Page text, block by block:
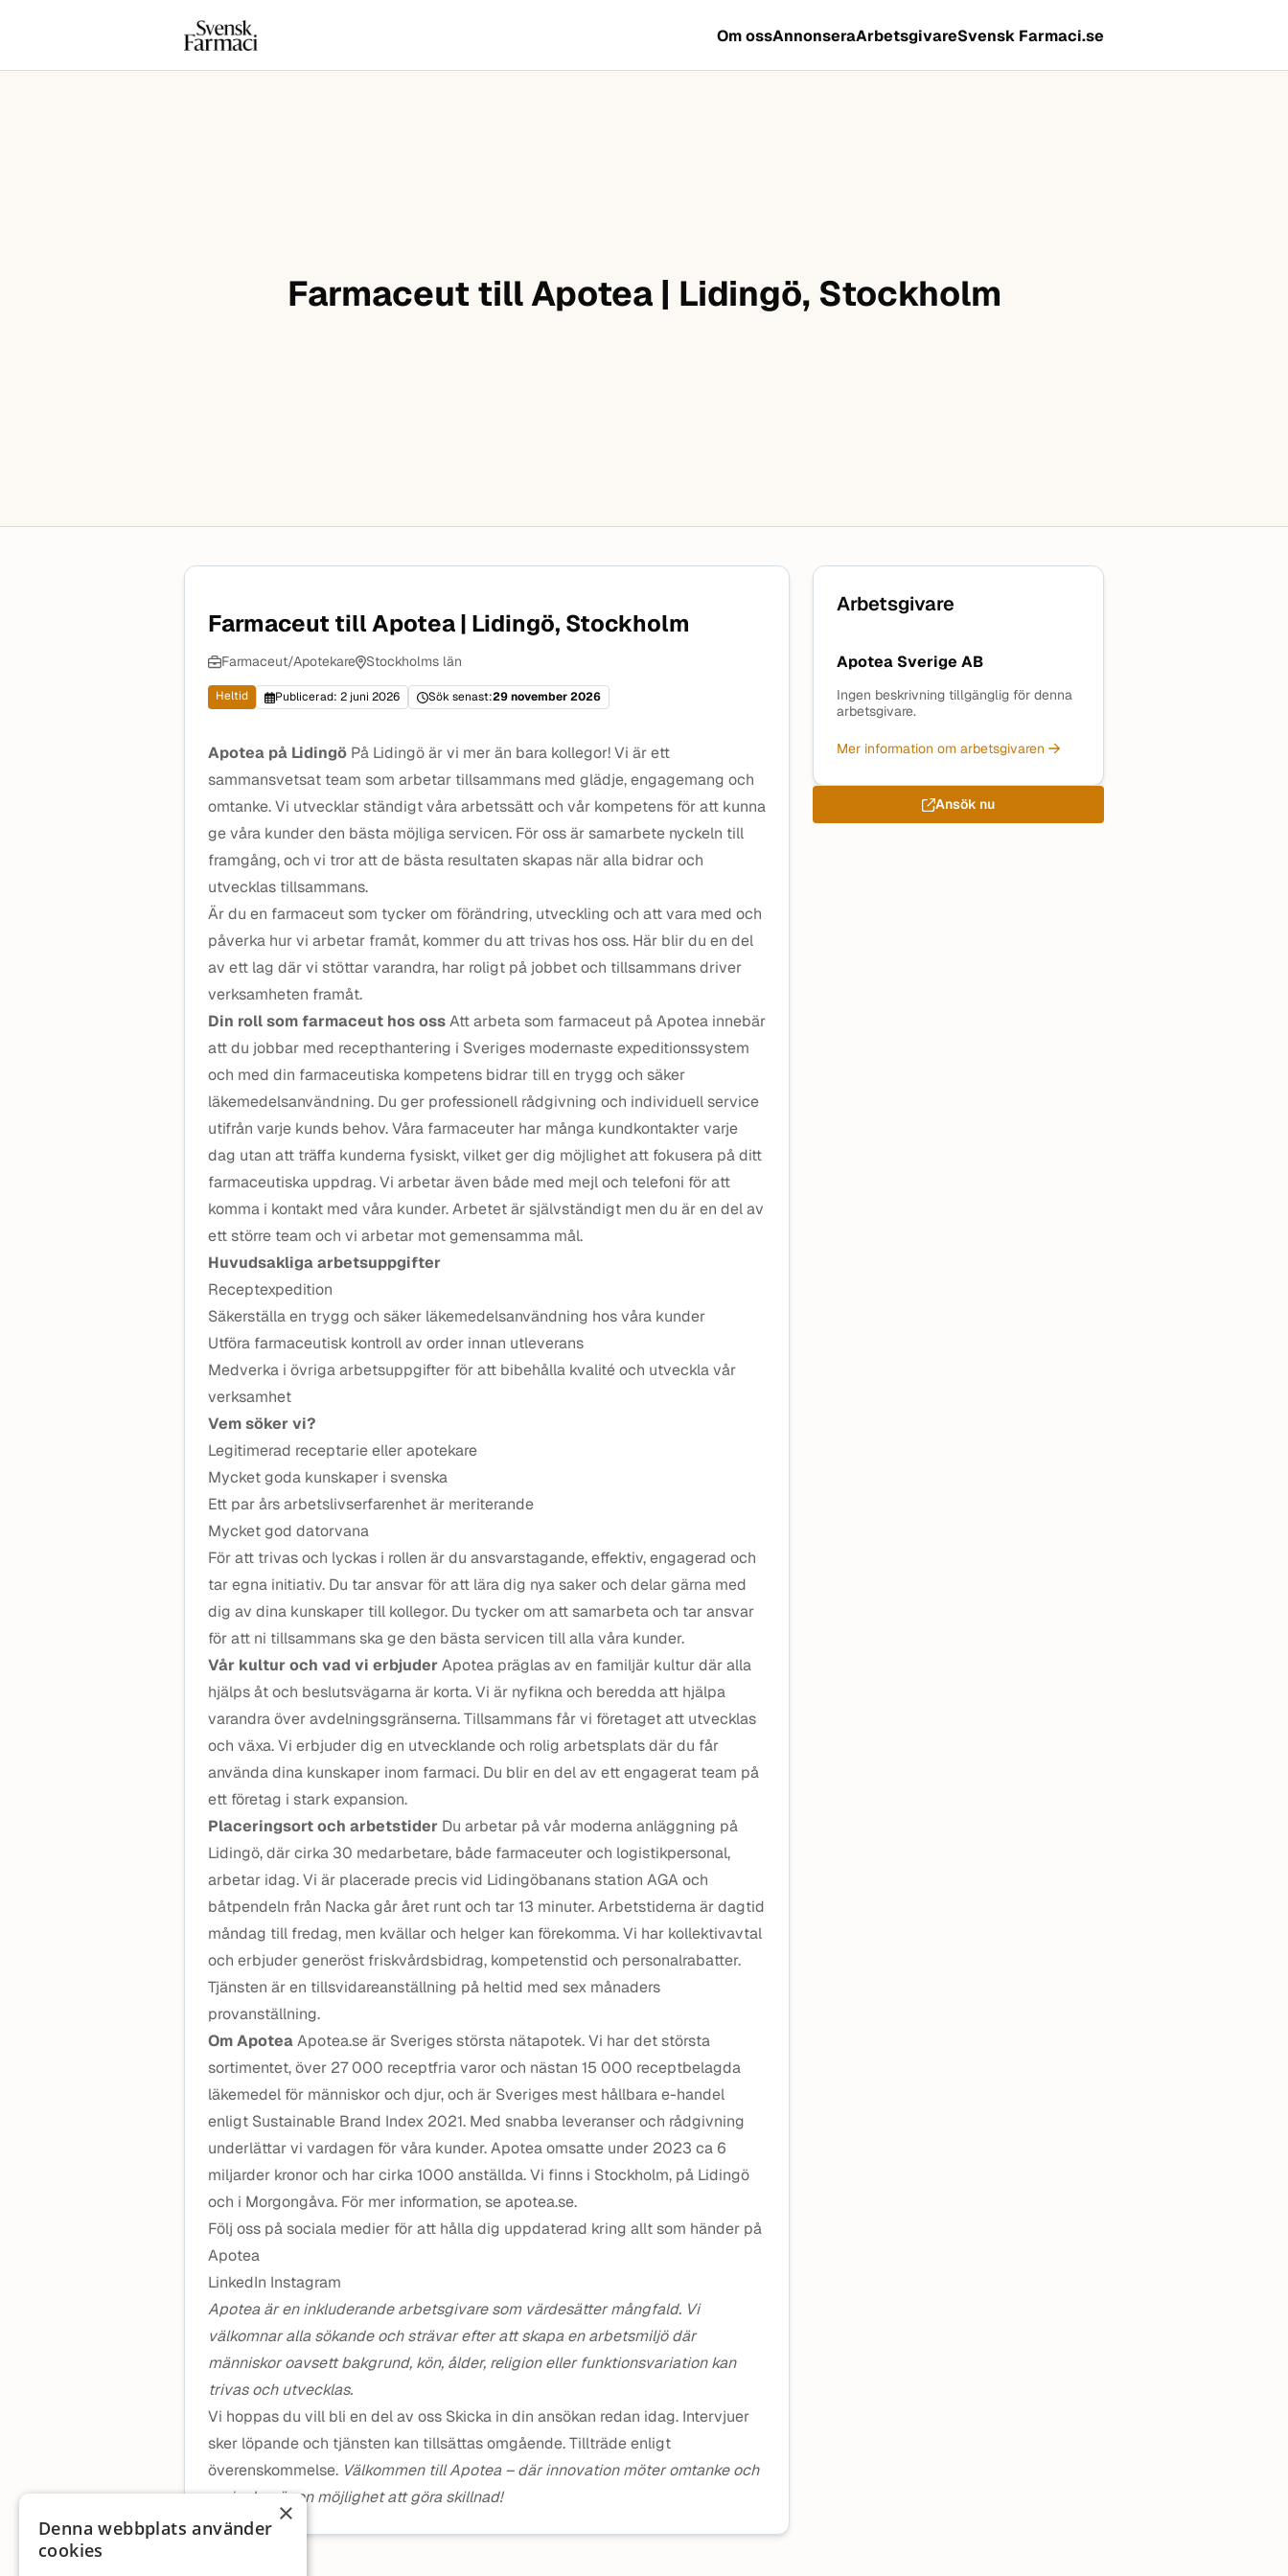
Hoppa till innehåll
Svensk farmaci Om ossAnnonseraArbetsgivareSvensk Farmaci.se
Farmaceut till Apotea | Lidingö, Stockholm
Farmaceut till Apotea | Lidingö, Stockholm
Farmaceut/Apotekare Stockholms län
Heltid Publicerad: 2 juni 2026 Sök senast:29 november 2026
Apotea på Lidingö På Lidingö är vi mer än bara kollegor! Vi är ett
sammansvetsat team som arbetar tillsammans med glädje, engagemang och
omtanke. Vi utvecklar ständigt våra arbetssätt och vår kompetens för att kunna
ge våra kunder den bästa möjliga servicen. För oss är samarbete nyckeln till
framgång, och vi tror att de bästa resultaten skapas när alla bidrar och
utvecklas tillsammans.
Är du en farmaceut som tycker om förändring, utveckling och att vara med och
påverka hur vi arbetar framåt, kommer du att trivas hos oss. Här blir du en del
av ett lag där vi stöttar varandra, har roligt på jobbet och tillsammans driver
verksamheten framåt.
Din roll som farmaceut hos ossAtt arbeta som farmaceut på Apotea innebär
att du jobbar med recepthantering i Sveriges modernaste expeditionssystem
och med din farmaceutiska kompetens bidrar till en trygg och säker
läkemedelsanvändning. Du ger professionell rådgivning och individuell service
utifrån varje kunds behov. Våra farmaceuter har många kundkontakter varje
dag utan att träffa kunderna fysiskt, vilket ger dig möjlighet att fokusera på ditt
farmaceutiska uppdrag. Vi arbetar även både med mejl och telefoni för att
komma i kontakt med våra kunder. Arbetet är självständigt men du är en del av
ett större team och vi arbetar mot gemensamma mål.
Huvudsakliga arbetsuppgifter
Receptexpedition
Säkerställa en trygg och säker läkemedelsanvändning hos våra kunder
Utföra farmaceutisk kontroll av order innan utleverans
Medverka i övriga arbetsuppgifter för att bibehålla kvalité och utveckla vår
verksamhet
Vem söker vi?
Legitimerad receptarie eller apotekare
Mycket goda kunskaper i svenska
Ett par års arbetslivserfarenhet är meriterande
Mycket god datorvana
För att trivas och lyckas i rollen är du ansvarstagande, effektiv, engagerad och
tar egna initiativ. Du tar ansvar för att lära dig nya saker och delar gärna med
dig av dina kunskaper till kollegor. Du tycker om att samarbeta och tar ansvar
för att ni tillsammans ska ge den bästa servicen till alla våra kunder.
Vår kultur och vad vi erbjuderApotea präglas av en familjär kultur där alla
hjälps åt och beslutsvägarna är korta. Vi är nyfikna och beredda att hjälpa
varandra över avdelningsgränserna. Tillsammans får vi företaget att utvecklas
och växa. Vi erbjuder dig en utvecklande och rolig arbetsplats där du får
använda dina kunskaper inom farmaci. Du blir en del av ett engagerat team på
ett företag i stark expansion.
Placeringsort och arbetstider Du arbetar på vår moderna anläggning på
Lidingö, där cirka 30 medarbetare, både farmaceuter och logistikpersonal,
arbetar idag. Vi är placerade precis vid Lidingöbanans station AGA och
båtpendeln från Nacka går året runt och tar 13 minuter. Arbetstiderna är dagtid
måndag till fredag, men kvällar och helger kan förekomma. Vi har kollektivavtal
och erbjuder generöst friskvårdsbidrag, kompetenstid och personalrabatter.
Tjänsten är en tillsvidareanställning på heltid med sex månaders
provanställning.
Om ApoteaApotea.se är Sveriges största nätapotek. Vi har det största
sortimentet, över 27 000 receptfria varor och nästan 15 000 receptbelagda
läkemedel för människor och djur, och är Sveriges mest hållbara e-handel
enligt Sustainable Brand Index 2021. Med snabba leveranser och rådgivning
underlättar vi vardagen för våra kunder. Apotea omsatte under 2023 ca 6
miljarder kronor och har cirka 1000 anställda. Vi finns i Stockholm, på Lidingö
och i Morgongåva. För mer information, se apotea.se.
Följ oss på sociala medier för att hålla dig uppdaterad kring allt som händer på
Apotea
LinkedIn Instagram
Apotea är en inkluderande arbetsgivare som värdesätter mångfald. Vi
välkomnar alla sökande och strävar efter att skapa en arbetsmiljö där
människor oavsett bakgrund, kön, ålder, religion eller funktionsvariation kan
trivas och utvecklas.
Vi hoppas du vill bli en del av oss Skicka in din ansökan redan idag. Intervjuer
sker löpande och tjänsten kan tillsättas omgående. Tillträde enligt
överenskommelse. Välkommen till Apotea – där innovation möter omtanke och
varje dag är en möjlighet att göra skillnad!
Arbetsgivare
Apotea Sverige AB
Ingen beskrivning tillgänglig för denna
arbetsgivare.
Mer information om arbetsgivaren
Ansök nu
×
Denna webbplats använder
cookies